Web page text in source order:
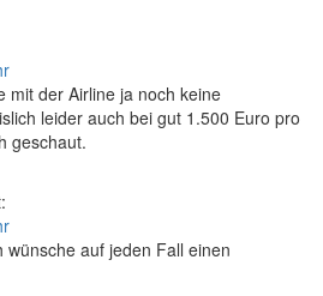
mit der Airline ja noch keine
leider auch bei gut 1.500 Euro pro
geschaut.
auf jeden Fall einen